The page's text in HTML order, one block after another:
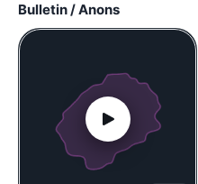
Bulletin / Anons